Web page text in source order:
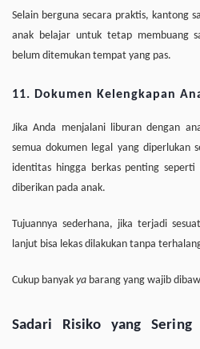
Selain berguna secara praktis, kantong
anak belajar untuk tetap membuang
belum ditemukan tempat yang pas.
11. Dokumen Kelengkapan
Jika Anda menjalani liburan dengan
semua dokumen legal yang diperlukan
identitas hingga berkas penting seperti
diberikan pada anak.
Tujuannya sederhana, jika terjadi
lanjut bisa lekas dilakukan tanpa
Cukup banyak ya barang yang wajib
Sadari Risiko yang